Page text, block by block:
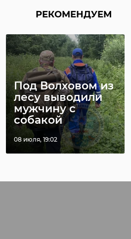
РЕКОМЕНДУЕМ
Под Волховом из
лесу выводили
мужчину с
собакой
08 июля, 19:02